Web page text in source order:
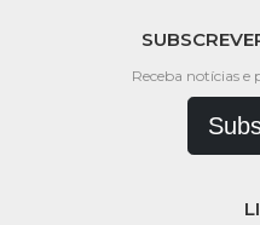
Receba notícias e